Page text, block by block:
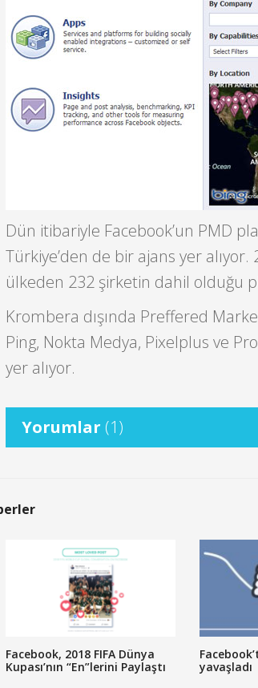
Dün itibariyle Facebook’un PMD
Türkiye’den de bir ajans yer alıyor.
ülkeden 232 şirketin dahil olduğu
Krombera dışında Preffered
Ping, Nokta Medya, Pixelplus ve
yer alıyor.
Yorumlar (1)
Facebook, 2018 FIFA Dünya
Kupası’nın “En”lerini Paylaştı
yavaşladı